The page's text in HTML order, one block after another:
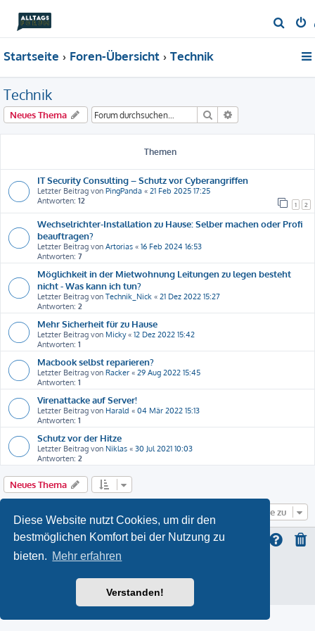
Diese Website nutzt Cookies, um dir den
bestmöglichen Komfort bei der Nutzung zu
bieten. Mehr erfahren
Verstanden!
u
Startseite Foren-Übersicht Technik
Technik
Neues Thema Suche
Themen
IT Security Consulting – Schutz vor Cyberangriffen
Letzter Beitrag von PingPanda « 21 Feb 2025 17:25
Antworten: 12 1 2
Wechselrichter-Installation zu Hause: Selber machen oder Profi
beauftragen?
Letzter Beitrag von Artorias « 16 Feb 2024 16:53
Antworten: 7
Möglichkeit in der Mietwohnung Leitungen zu legen besteht
nicht - Was kann ich tun?
Letzter Beitrag von Technik_Nick « 21 Dez 2022 15:27
Antworten: 2
Mehr Sicherheit für zu Hause
Letzter Beitrag von Micky« 12 Dez 2022 15:42
Antworten: 1
Macbook selbst reparieren?
Letzter Beitrag von Racker « 29 Aug 2022 15:45
Antworten: 1
Virenattacke auf Server!
Letzter Beitrag von Harald « 04 Mär 2022 15:13
Antworten: 1
Schutz vor der Hitze
Letzter Beitrag von Niklas « 30 Jul 2021 10:03
Antworten: 2
Neues Thema
Gehe zu
phpBB.de
Datenschutz|Nutzungsbedingungen